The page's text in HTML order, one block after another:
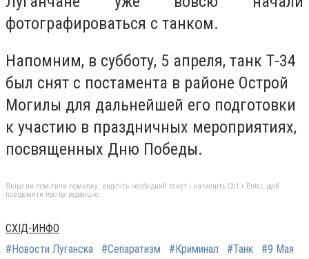
фотографироваться с танком.
Напомним, в субботу, 5 апреля, танк Т-34
был снят с постамента в районе Острой
Могилы для дальнейшей его подготовки
к участию в праздничных мероприятиях,
посвященных Дню Победы.
Якщо ви помітили помилку, виділіть необхідний текст і натисніть Ctrl + Enter, щоб
повідомити про це редакцію
СХIД-ИНФО
#Новости Луганска
#Сепаратизм #Криминал #Танк #9 Мая